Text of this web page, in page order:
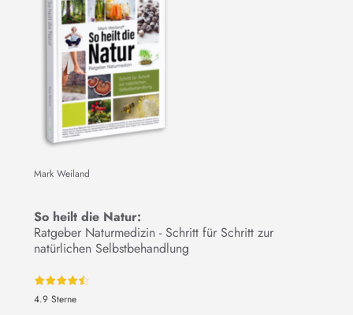
Mark Weiland
So heilt die Natur:
Ratgeber Naturmedizin - Schritt für Schritt zur
natürlichen Selbstbehandlung
4.9 Sterne